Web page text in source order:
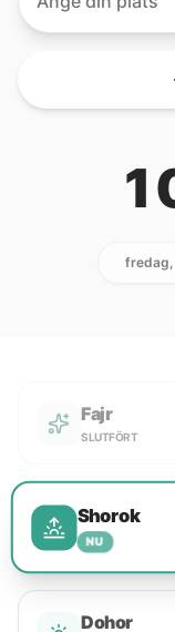
fredag,
Fajr
SLUTFÖRT
Shorok
NU
Dohor